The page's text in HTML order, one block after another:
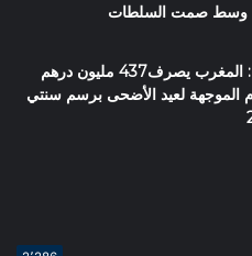
وسط صمت السلطات
وزارة الفلاحة : المغرب يصرف437 مليون درهم
الموجهة لعيد الأضحى برسم سنتي